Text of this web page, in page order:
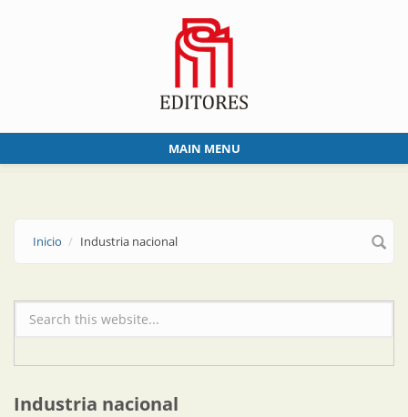
MAIN MENU
Inicio Industria nacional
Formulario de búsqueda
Industria nacional